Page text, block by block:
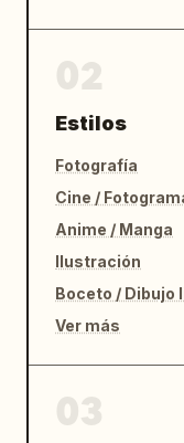
Estilos
Fotografía
Cine /
Anime / Manga
Ilustración
Boceto / Dibujo
Ver más